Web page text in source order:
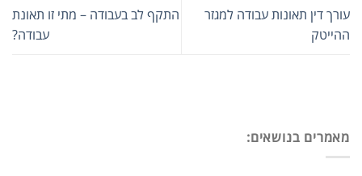
מאמרים בנושאים:
עורך דין תאונות עבודה למגזר
ההייטק
התקף לב בעבודה – מתי זו תאונת
עבודה?